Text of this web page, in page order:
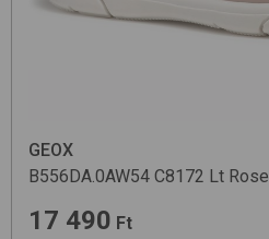
GEOX
B556DA.0AW54 C8172 Lt Rose
17 490 Ft